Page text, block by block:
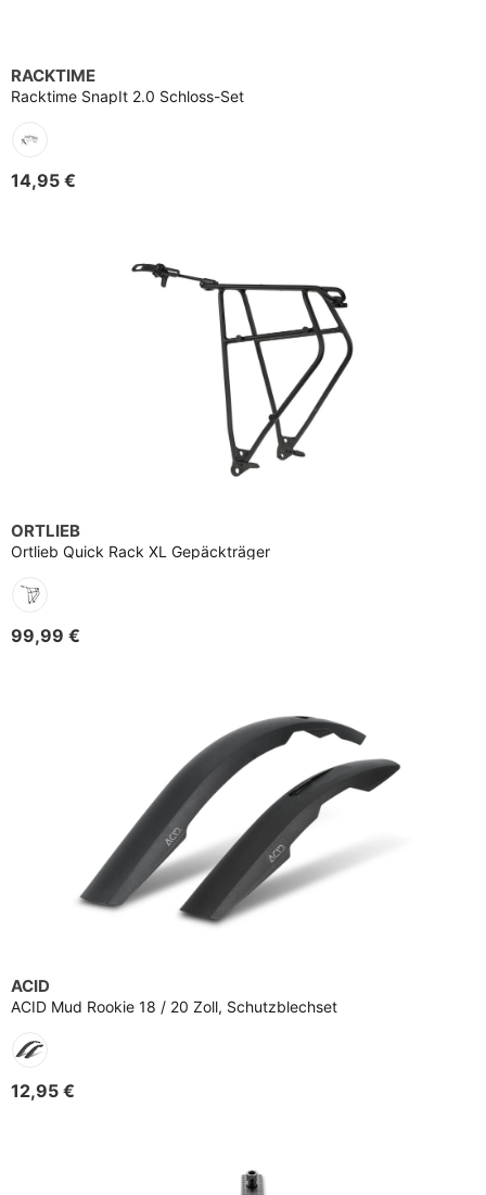
RACKTIME
Racktime SnapIt 2.0 Schloss-Set
14,95 €
ORTLIEB
Ortlieb Quick Rack XL Gepäckträger
99,99 €
ACID
ACID Mud Rookie 18 / 20 Zoll, Schutzblechset
12,95 €